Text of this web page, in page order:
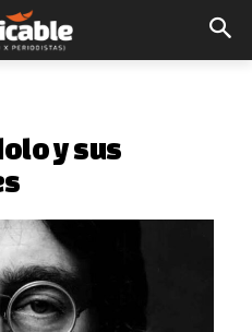
y sus